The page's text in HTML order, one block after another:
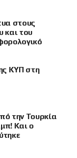
στους
και του
ΚΥΠ στη
την Τουρκία
Και ο